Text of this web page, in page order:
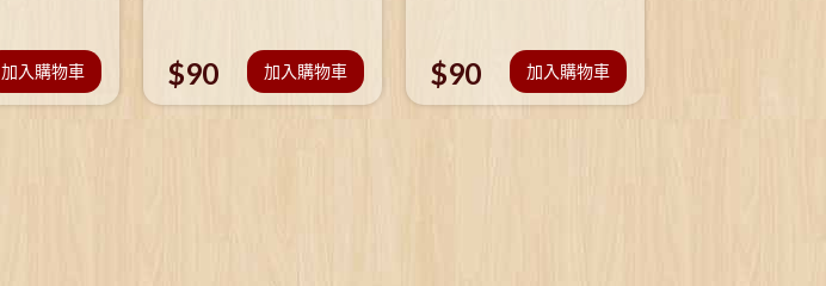
加入購物車 $90 加入購物車 $90 加入購物車